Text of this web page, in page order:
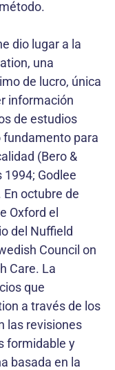
dio lugar a la
una
de lucro, única
información
de estudios
para
(Bero &
1994; Godlee
octubre de
Oxford el
del Nuffield
Council on
Care. La
que
a través de los
las revisiones
formidable y
basada en la